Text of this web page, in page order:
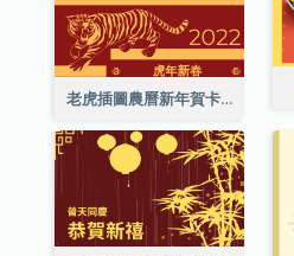
老虎插圖農曆新年賀卡